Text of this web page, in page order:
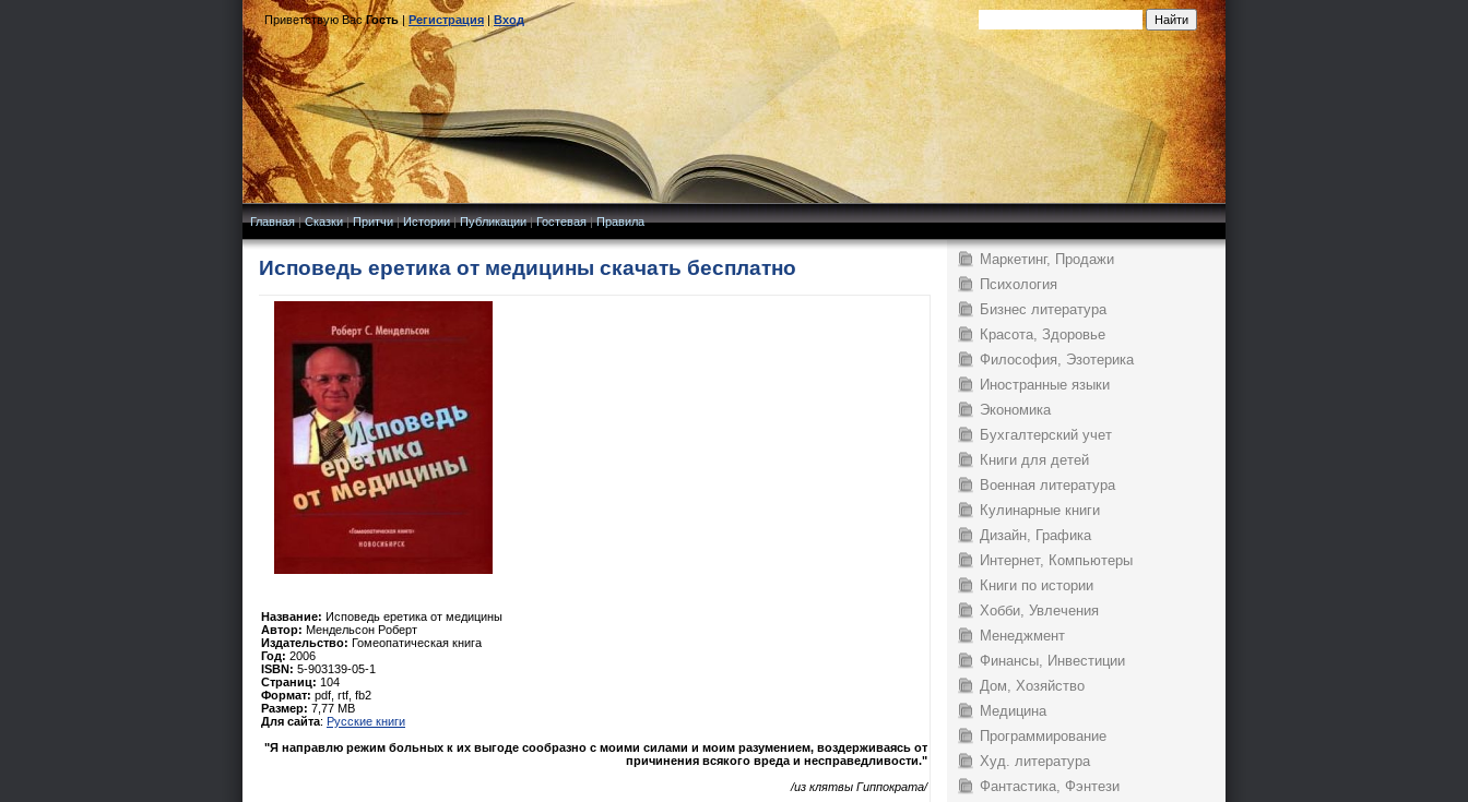
Приветствую Вас Гость|Регистрация|Вход
Главная|Сказки|Притчи|Истории|Публикации|Гостевая|Правила
Исповедь еретика от медицины скачать бесплатно
Название: Исповедь еретика от медицины
Автор: Мендельсон Роберт
Издательство: Гомеопатическая книга
Год: 2006
ISBN: 5-903139-05-1
Страниц: 104
Формат: pdf, rtf, fb2
Размер: 7,77 MB
Для сайта: Русские книги
"Я направлю режим больных к их выгоде сообразно с моими силами и моим разумением, воздерживаясь от
причинения всякого вреда и несправедливости."
/из клятвы Гиппократа/
Маркетинг, Продажи
Психология
Бизнес литература
Красота, Здоровье
Философия, Эзотерика
Иностранные языки
Экономика
Бухгалтерский учет
Книги для детей
Военная литература
Кулинарные книги
Дизайн, Графика
Интернет, Компьютеры
Книги по истории
Хобби, Увлечения
Менеджмент
Финансы, Инвестиции
Дом, Хозяйство
Медицина
Программирование
Худ. литература
Фантастика, Фэнтези